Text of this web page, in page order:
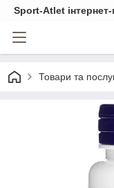
Sport-Atlet
Товари та